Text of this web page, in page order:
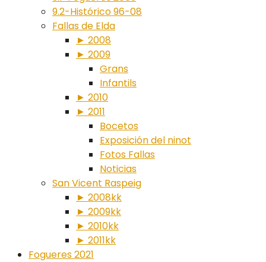
9.2-Histórico 96-08
Fallas de Elda
► 2008
► 2009
Grans
Infantils
► 2010
► 2011
Bocetos
Exposición del ninot
Fotos Fallas
Noticias
San Vicent Raspeig
► 2008kk
► 2009kk
► 2010kk
► 2011kk
Fogueres 2021